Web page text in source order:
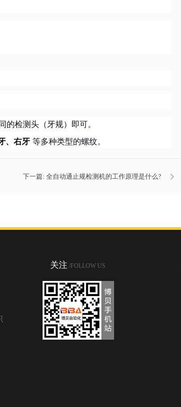
的检测头（牙规）即可。
、右牙 等多种类型的螺纹。
下一篇: 全自动通止规检测机的工作原理是什么?
关注 /FOLLOW US